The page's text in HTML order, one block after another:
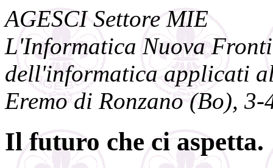
AGESCI Settore MIE
L'Informatica Nuova
dell'informatica applicati
Eremo di Ronzano (Bo),
Il futuro che ci aspetta.